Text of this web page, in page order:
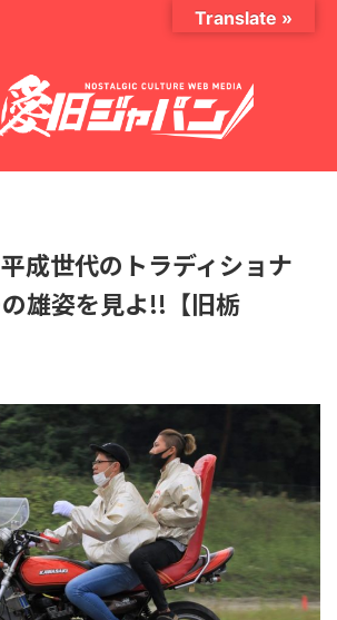
平成世代のトラディショナ
雄姿を見よ!!【旧栃
Translate »